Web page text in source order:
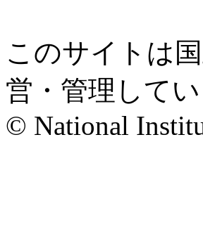
このサイトは
営・管理してい
© National